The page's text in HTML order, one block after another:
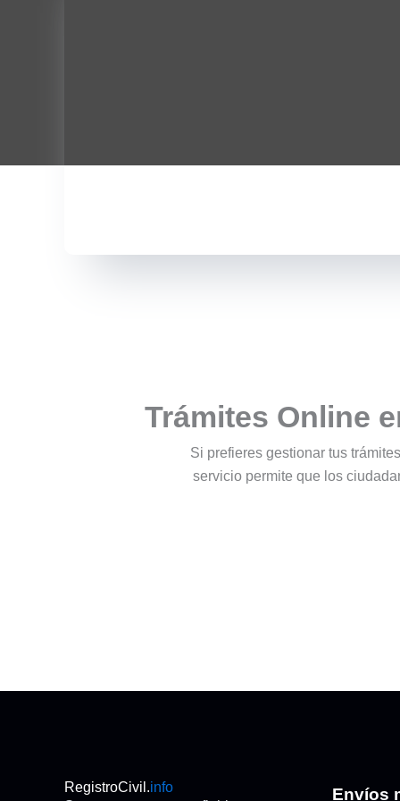
Trámites Online
Si prefieres gestionar tus
servicio permite que los
RegistroCivil.info
Envíos